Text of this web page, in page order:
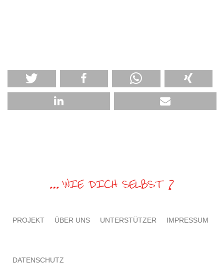
PROJEKT ÜBER UNS UNTERSTÜTZER IMPRESSUM
DATENSCHUTZ